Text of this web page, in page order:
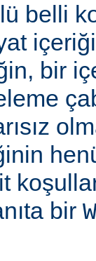
belli
bir
bir